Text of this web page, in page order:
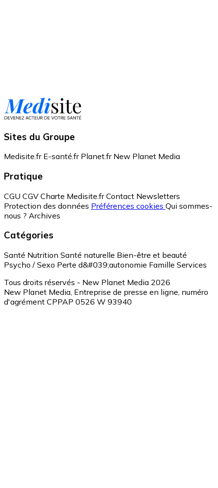
Sites du Groupe
Medisite.fr E-santé.fr Planet.fr New Planet Media
Pratique
CGU CGV Charte Medisite.fr Contact Newsletters
Protection des données Préférences cookies Qui sommes-
nous ? Archives
Catégories
Santé Nutrition Santé naturelle Bien-être et beauté
Psycho / Sexo Perte d&#039;autonomie Famille Services
Tous droits réservés - New Planet Media 2026
New Planet Media, Entreprise de presse en ligne, numéro
d'agrément CPPAP 0526 W 93940